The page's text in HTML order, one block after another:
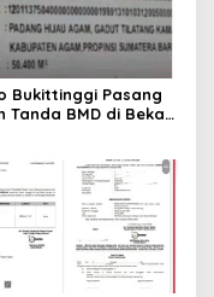
Bukittinggi Pasang
Tanda BMD di Bekas